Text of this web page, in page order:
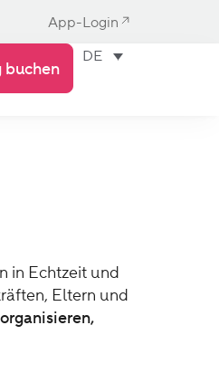
App-Login
buchen
DE
in Echtzeit und
Eltern und